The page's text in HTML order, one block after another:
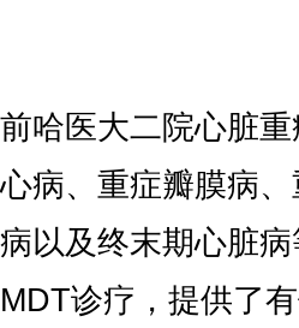
医大二院心脏重
病、重症瓣膜病
以及终末期心脏
诊疗，提供了